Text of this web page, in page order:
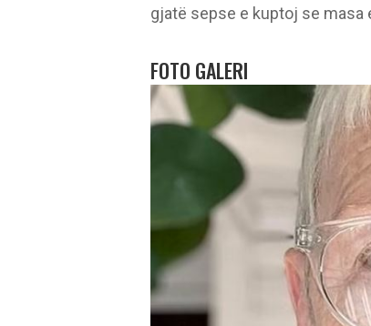
gjatë sepse e kuptoj se masa
FOTO GALERI